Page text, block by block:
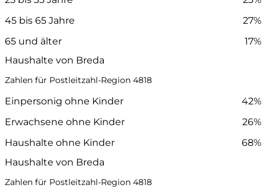
45 bis 65 Jahre
27%
65 und älter
17%
Haushalte von Breda
Zahlen für Postleitzahl-Region 4818
Einpersonig ohne Kinder
42%
Erwachsene ohne Kinder
26%
Haushalte ohne Kinder
68%
Haushalte von Breda
Zahlen für Postleitzahl-Region 4818